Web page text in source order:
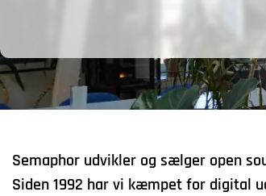
Semaphor udvikler og sælger open
Siden 1992 har vi kæmpet for digital